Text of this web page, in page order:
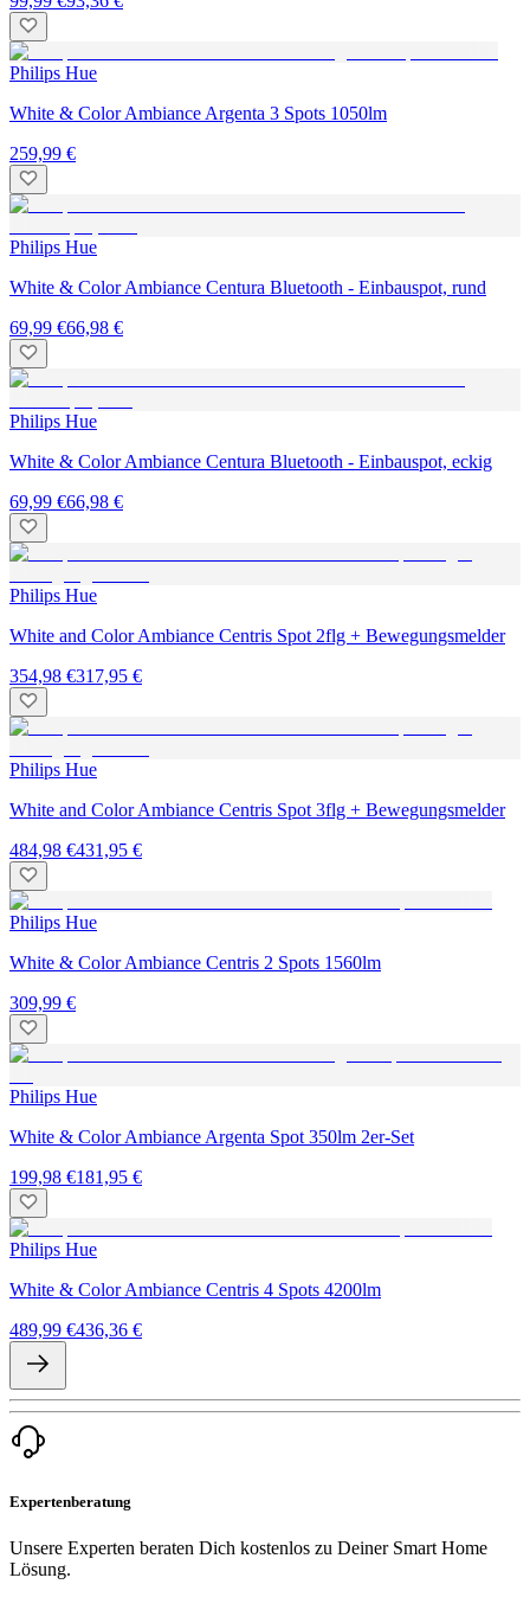
Philips Hue
White & Color Ambiance Argenta 3 Spots 1050lm
259,99 €
Philips Hue
White & Color Ambiance Centura Bluetooth - Einbauspot, rund
69,99 €66,98 €
Philips Hue
White & Color Ambiance Centura Bluetooth - Einbauspot, eckig
69,99 €66,98 €
Philips Hue
White and Color Ambiance Centris Spot 2flg + Bewegungsmelder
354,98 €317,95 €
Philips Hue
White and Color Ambiance Centris Spot 3flg + Bewegungsmelder
484,98 €431,95 €
Philips Hue
White & Color Ambiance Centris 2 Spots 1560lm
309,99 €
Philips Hue
White & Color Ambiance Argenta Spot 350lm 2er-Set
199,98 €181,95 €
Philips Hue
White & Color Ambiance Centris 4 Spots 4200lm
489,99 €436,36 €
Expertenberatung
Unsere Experten beraten Dich kostenlos zu Deiner Smart Home
Lösung.